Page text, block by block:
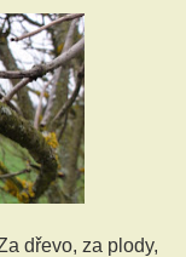
dřevo, za plody,